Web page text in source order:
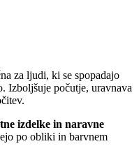
za ljudi, ki se spopadajo
Izboljšuje počutje, uravnava
izdelke in naravne
po obliki in barvnem